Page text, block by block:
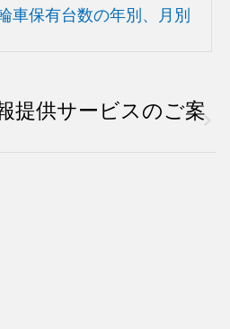
車保有台数の年別、月別
提供サービスのご案